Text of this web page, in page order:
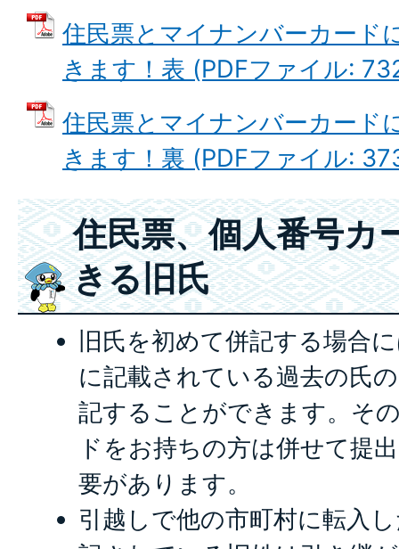
住民票とマイナンバーカード
きます！表 (PDFファイル:
住民票とマイナンバーカード
きます！裏 (PDFファイル:
住民票、個人番号カ
きる旧氏
旧氏を初めて併記する場合
に記載されている過去の氏
記することができます。そ
ドをお持ちの方は併せて提
要があります。
引越しで他の市町村に転入